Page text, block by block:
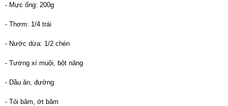
- Mực ống: 200g
- Thơm: 1/4 trái
- Nước dừa: 1/2 chén
- Tương xí muội, bột năng
- Dầu ăn, đường
- Tỏi băm, ớt băm